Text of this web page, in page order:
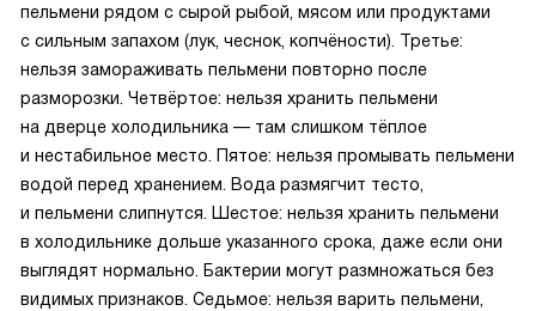
пельмени рядом с сырой рыбой, мясом или продуктами
с сильным запахом (лук, чеснок, копчёности). Третье:
нельзя замораживать пельмени повторно после
разморозки. Четвёртое: нельзя хранить пельмени
на дверце холодильника — там слишком тёплое
и нестабильное место. Пятое: нельзя промывать пельмени
водой перед хранением. Вода размягчит тесто,
и пельмени слипнутся. Шестое: нельзя хранить пельмени
в холодильнике дольше указанного срока, даже если они
выглядят нормально. Бактерии могут размножаться без
видимых признаков. Седьмое: нельзя варить пельмени,